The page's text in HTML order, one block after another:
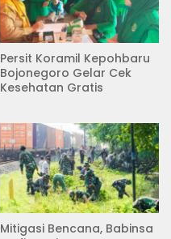
Persit Koramil Kepohbaru
Bojonegoro Gelar Cek
Kesehatan Gratis
Mitigasi Bencana, Babinsa